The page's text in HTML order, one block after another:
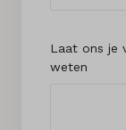
Laat ons je
weten